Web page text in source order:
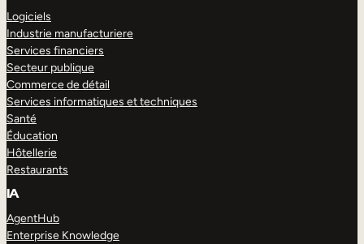
Logiciels
Industrie manufacturiere
Services financiers
Secteur publique
Commerce de détail
Services informatiques et techniques
Santé
Éducation
Hôtellerie
Restaurants
IA
AgentHub
Enterprise Knowledge